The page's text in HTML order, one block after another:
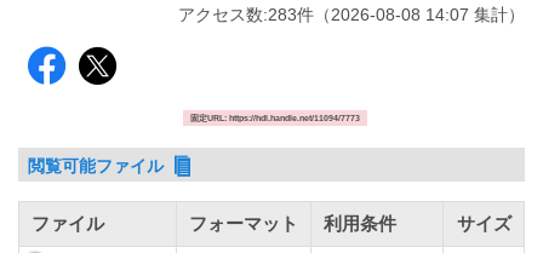
アクセス数:283件 （2026-08-08 14:07 集計）
固定URL: https://hdl.handle.net/11094/7773
閲覧可能ファイル
ファイル フォーマット 利用条件 サイズ